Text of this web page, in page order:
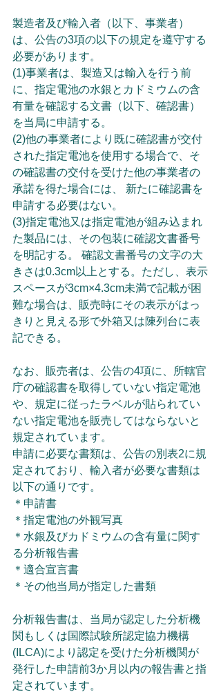
製造者及び輸入者（以下、事業者）
は、公告の3項の以下の規定を遵守する
必要があります。
(1)事業者は、製造又は輸入を行う前
に、指定電池の水銀とカドミウムの含
有量を確認する文書（以下、確認書）
を当局に申請する。
(2)他の事業者により既に確認書が交付
された指定電池を使用する場合で、そ
の確認書の交付を受けた他の事業者の
承諾を得た場合には、 新たに確認書を
申請する必要はない。
(3)指定電池又は指定電池が組み込まれ
た製品には、その包装に確認文書番号
を明記する。 確認文書番号の文字の大
きさは0.3cm以上とする。ただし、表示
スペースが3cm×4.3cm未満で記載が困
難な場合は、販売時にその表示がはっ
きりと見える形で外箱又は陳列台に表
記できる。
なお、販売者は、公告の4項に、所轄官
庁の確認書を取得していない指定電池
や、規定に従ったラベルが貼られてい
ない指定電池を販売してはならないと
規定されています。
申請に必要な書類は、公告の別表2に規
定されており、輸入者が必要な書類は
以下の通りです。
＊申請書
＊指定電池の外観写真
＊水銀及びカドミウムの含有量に関す
る分析報告書
＊適合宣言書
＊その他当局が指定した書類
分析報告書は、当局が認定した分析機
関もしくは国際試験所認定協力機構
(ILCA)により認定を受けた分析機関が
発行した申請前3か月以内の報告書と指
定されています。